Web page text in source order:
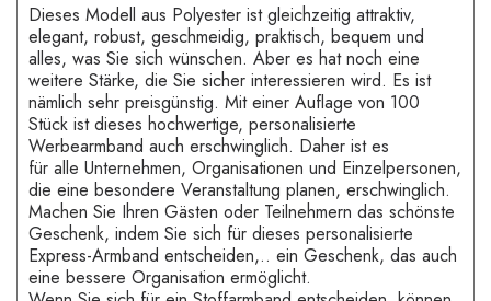
Dieses Modell aus Polyester ist gleichzeitig attraktiv,
elegant, robust, geschmeidig, praktisch, bequem und
alles, was Sie sich wünschen. Aber es hat noch eine
weitere Stärke, die Sie sicher interessieren wird. Es ist
nämlich sehr preisgünstig. Mit einer Auflage von 100
Stück ist dieses hochwertige, personalisierte
Werbearmband auch erschwinglich. Daher ist es
für alle Unternehmen, Organisationen und Einzelpersonen,
die eine besondere Veranstaltung planen, erschwinglich.
Machen Sie Ihren Gästen oder Teilnehmern das schönste
Geschenk, indem Sie sich für dieses personalisierte
Express-Armband entscheiden,.. ein Geschenk, das auch
eine bessere Organisation ermöglicht.